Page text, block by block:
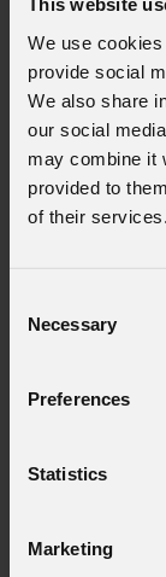
We use
provide social
We also share
our social
may combine it
provided to
of their services.
Selection
Necessary
Preferences
Statistics
Marketing
Order Code: